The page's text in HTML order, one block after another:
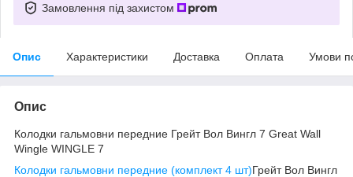
Замовлення під захистом
Опис Характеристики Доставка Оплата Умови
Опис
Колодки гальмовни передние Грейт Вол Вингл 7 Great Wall
Wingle WINGLE 7
Колодки гальмовни передние (комплект 4 шт)Грейт Вол Вингл